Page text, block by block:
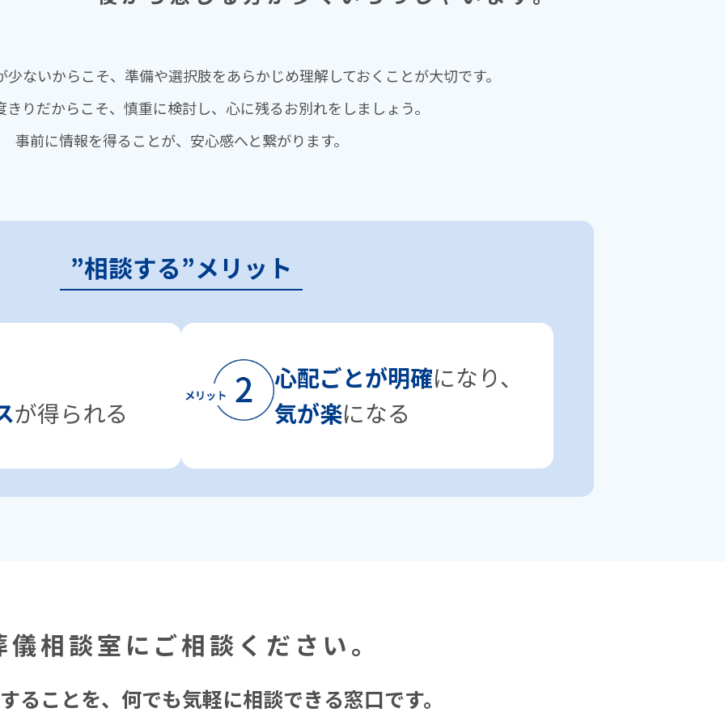
ないからこそ、準備や選択肢をあらかじめ理解しておくことが⼤切です。
きりだからこそ、慎重に検討し、⼼に残るお別れをしましょう。
事前に情報を得ることが、安⼼感へと繋がります。
”相談する”メリット
が得られる
⼼配ごとが明確になり、
気が楽になる
儀相談室にご相談ください。
ることを、 何でも気軽に相談できる窓⼝です。